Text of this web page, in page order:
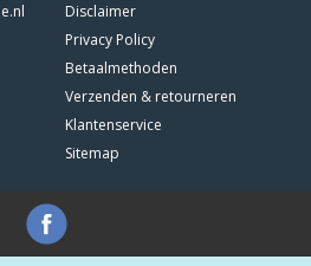
Disclaimer
Privacy Policy
Betaalmethoden
Verzenden & retourneren
Klantenservice
Sitemap